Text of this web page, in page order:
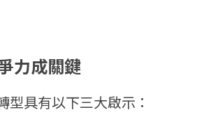
力成關鍵
具有以下三大啟示：